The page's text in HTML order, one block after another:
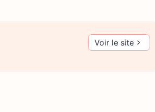
Voir le site